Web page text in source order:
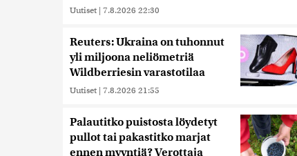
Uutiset | 7.8.2026 22:30
Reuters: Ukraina on tuhonnut
yli miljoona neliömetriä
Wildberriesin varastotilaa
Uutiset | 7.8.2026 21:55
Palautitko puistosta löydetyt
pullot tai pakastitko marjat
ennen myyntiä? Verottaja